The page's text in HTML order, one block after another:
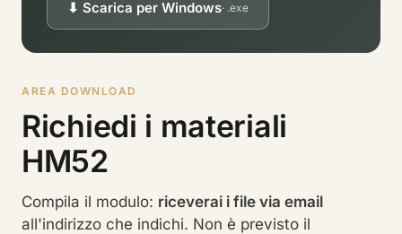
⬇ Scarica per Windows· .exe
AREA DOWNLOAD
Richiedi i materiali
HM52
Compila il modulo: riceverai i file via email
all'indirizzo che indichi. Non è previsto il